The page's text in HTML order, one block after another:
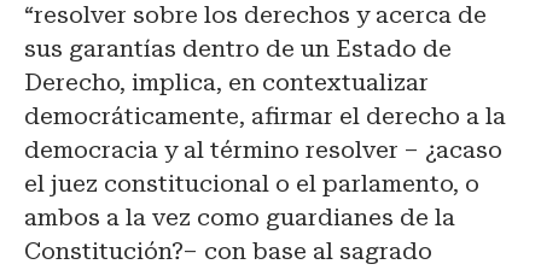
“resolver sobre los derechos y acerca de
sus garantías dentro de un Estado de
Derecho, implica, en contextualizar
democráticamente, afirmar el derecho a la
democracia y al término resolver – ¿acaso
el juez constitucional o el parlamento, o
ambos a la vez como guardianes de la
Constitución?– con base al sagrado